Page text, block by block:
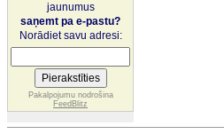
jaunumus
saņemt pa e-pastu?
Norādiet savu adresi:
Pakalpojumu nodrošina
FeedBlitz